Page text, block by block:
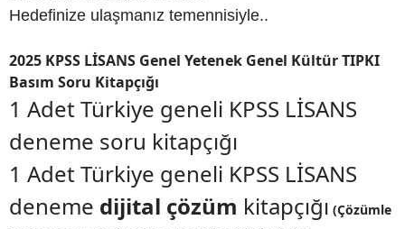
Hedefinize ulaşmanız temennisiyle..
2025 KPSS LİSANS Genel Yetenek Genel Kültür TIPKI
Basım Soru Kitapçığı
1 Adet Türkiye geneli KPSS LİSANS
deneme soru kitapçığı
1 Adet Türkiye geneli KPSS LİSANS
deneme dijital çözüm kitapçığı (Çözümle